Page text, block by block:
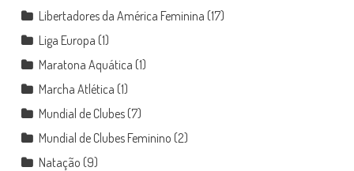
Libertadores da América Feminina (17)
Liga Europa (1)
Maratona Aquática (1)
Marcha Atlética (1)
Mundial de Clubes(7)
Mundial de Clubes Feminino (2)
Natação (9)